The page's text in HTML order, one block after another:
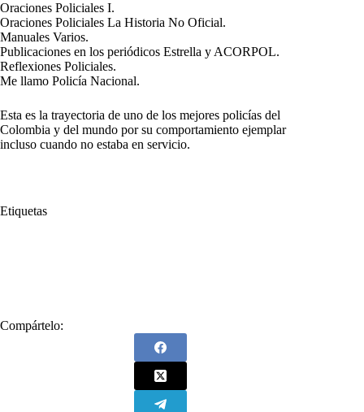
Oraciones Policiales I.
Oraciones Policiales La Historia No Oficial.
Manuales Varios.
Publicaciones en los periódicos Estrella y ACORPOL.
Reflexiones Policiales.
Me llamo Policía Nacional.
Esta es la trayectoria de uno de los mejores policías del
Colombia y del mundo por su comportamiento ejemplar
incluso cuando no estaba en servicio.
Etiquetas
Compártelo: